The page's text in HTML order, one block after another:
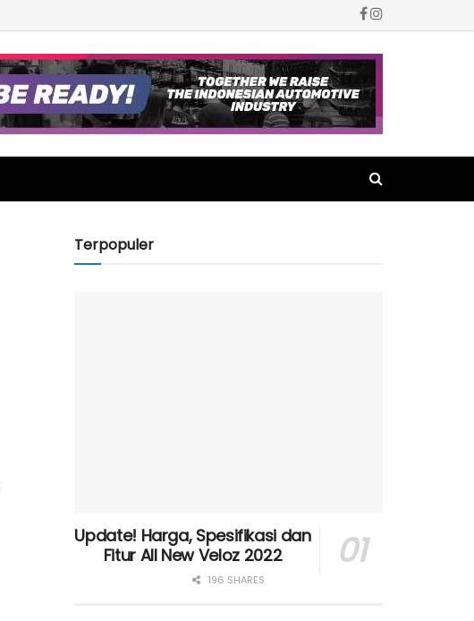
Terpopuler
Update! Harga, Spesifikasi dan
Fitur All New Veloz 2022
196 SHARES